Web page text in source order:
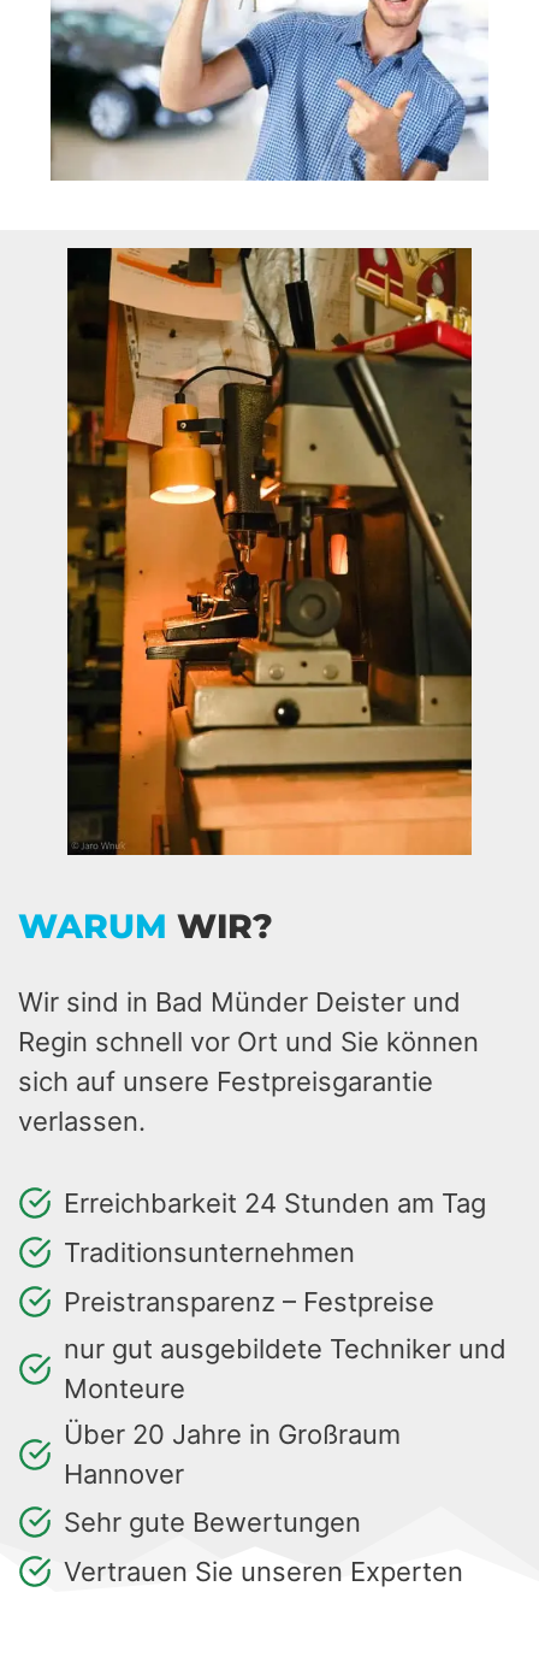
WARUM WIR?
Wir sind in Bad Münder Deister und
Regin schnell vor Ort und Sie können
sich auf unsere Festpreisgarantie
verlassen.
Erreichbarkeit 24 Stunden am Tag
Traditionsunternehmen
Preistransparenz – Festpreise
nur gut ausgebildete Techniker und
Monteure
Über 20 Jahre in Großraum
Hannover
Sehr gute Bewertungen
Vertrauen Sie unseren Experten